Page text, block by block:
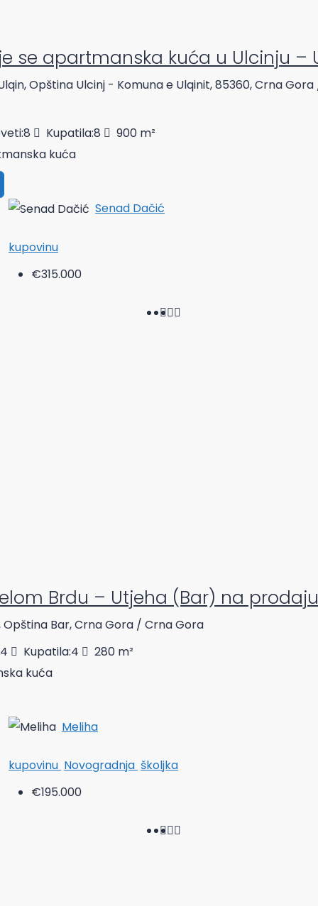
se apartmanska kuća u Ulcinju –
Opština Ulcinj - Komuna e Ulqinit, 85360, Crna
8 Kupatila:8 900 m²
kuća
Senad Dačić
kupovinu
€315.000
Brdu – Utjeha (Bar) na
Opština Bar, Crna Gora / Crna Gora
4
Kupatila:4 280 m²
kuća
Meliha
kupovinu Novogradnja školjka
€195.000